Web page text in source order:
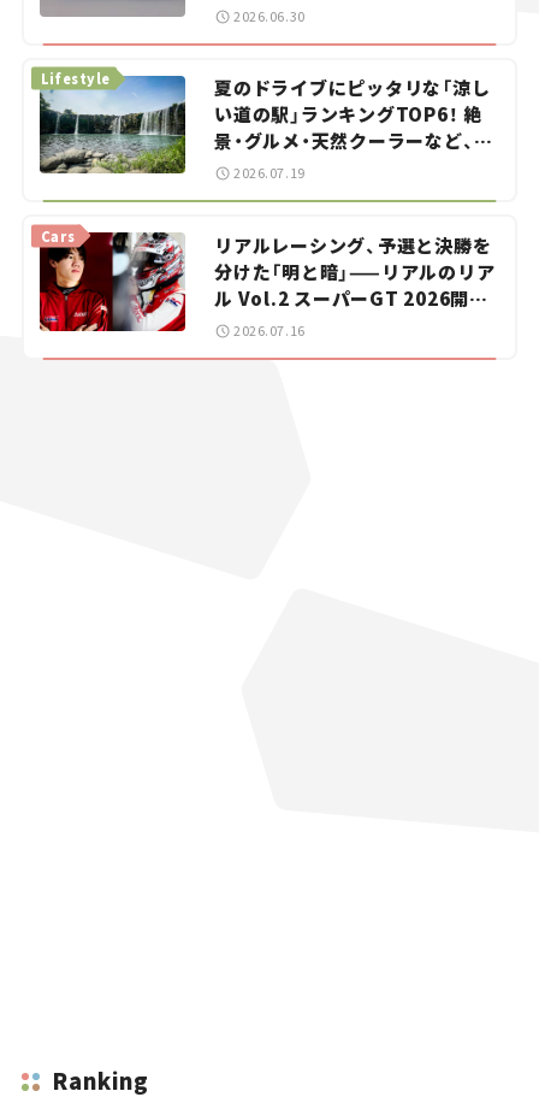
をお手伝い――ちょっとイケてるマ
2026.06.30
夏のドライブにピッタリな「涼し
い道の駅」ランキングTOP6！ 絶
景・グルメ・天然クーラーなど、避
暑におすすめのスポットを紹介
【道の駅マニアの推し駅ガイド】
Lifestyle
2026.07.19
リアルレーシング、予選と決勝を
分けた「明と暗」——リアルのリア
ル Vol.2 スーパーGT 2026開幕
戦 岡山国際サーキット
Cars
2026.07.16
Ranking